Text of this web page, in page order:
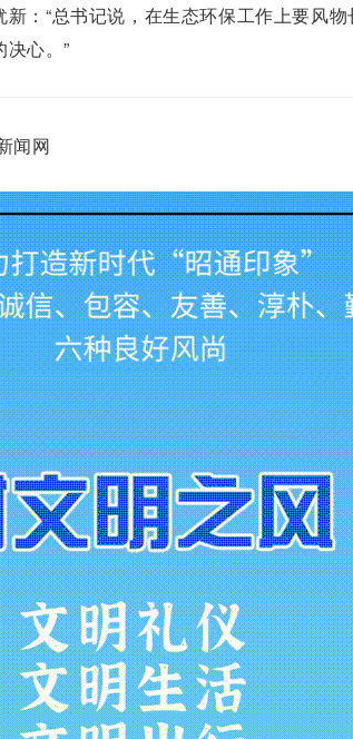
：“总书记说，在生态环保工作上要风
心。”
闻网